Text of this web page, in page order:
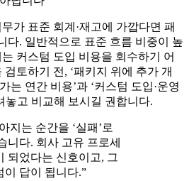
가 표준 회계·재고에 가깝다면 패
다. 일반적으로 표준 흐름 비중이 높
커스텀 도입 비용을 회수하기 어
토하기 전, ‘패키지 위에 추가 개
는 연간 비용’과 ‘커스텀 도입·운영
놓고 비교해 보시길 권합니다.
지는 순간을 ‘실패’로
니다. 회사 고유 프로세
되었다는 신호이고, 그
이 답이 됩니다.”